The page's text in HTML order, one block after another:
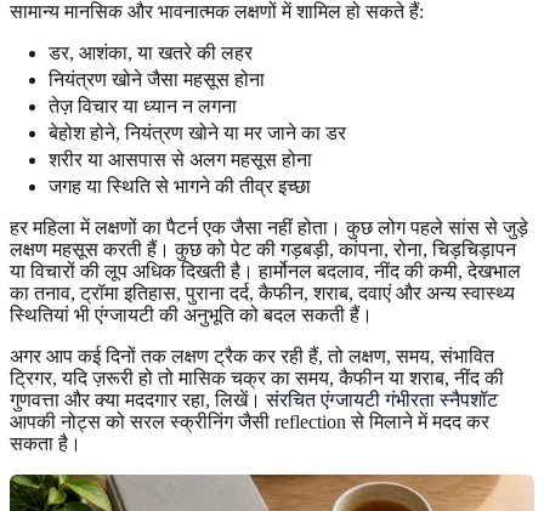
सामान्य मानसिक और भावनात्मक लक्षणों में शामिल हो सकते हैं:
डर, आशंका, या खतरे की लहर
नियंत्रण खोने जैसा महसूस होना
तेज़ विचार या ध्यान न लगना
बेहोश होने, नियंत्रण खोने या मर जाने का डर
शरीर या आसपास से अलग महसूस होना
जगह या स्थिति से भागने की तीव्र इच्छा
हर महिला में लक्षणों का पैटर्न एक जैसा नहीं होता। कुछ लोग पहले सांस से जुड़े
लक्षण महसूस करती हैं। कुछ को पेट की गड़बड़ी, कांपना, रोना, चिड़चिड़ापन
या विचारों की लूप अधिक दिखती है। हार्मोनल बदलाव, नींद की कमी, देखभाल
का तनाव, ट्रॉमा इतिहास, पुराना दर्द, कैफीन, शराब, दवाएं और अन्य स्वास्थ्य
स्थितियां भी एंग्जायटी की अनुभूति को बदल सकती हैं।
अगर आप कई दिनों तक लक्षण ट्रैक कर रही हैं, तो लक्षण, समय, संभावित
ट्रिगर, यदि ज़रूरी हो तो मासिक चक्र का समय, कैफीन या शराब, नींद की
गुणवत्ता और क्या मददगार रहा, लिखें।संरचित एंग्जायटी गंभीरता स्नैपशॉट
आपकी नोट्स को सरल स्क्रीनिंग जैसी reflection से मिलाने में मदद कर
सकता है।